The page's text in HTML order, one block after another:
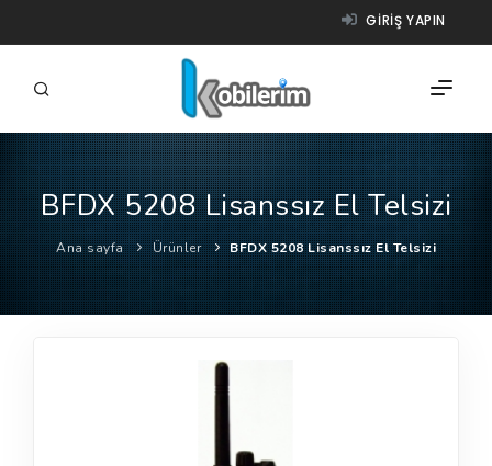
GIRIŞ YAPIN
FIRMALAR
ÜRÜNLER
NASIL ÇALIŞIR?
BFDX 5208 Lisanssız El Telsizi
Ana sayfa Ürünler BFDX 5208 Lisanssız El Telsizi